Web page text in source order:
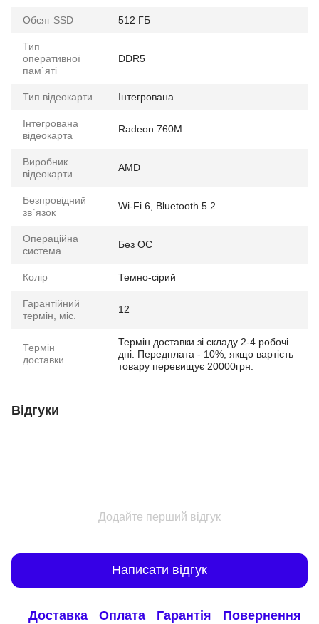
Обсяг SSD 512 ГБ
Тип
оперативної
пам`яті
DDR5
Тип відеокарти Інтегрована
Інтегрована
відеокарта
Radeon 760M
Виробник
відеокарти
AMD
Безпровідний
зв`язок
Wi-Fi 6, Bluetooth 5.2
Операційна
система
Без ОС
Колір Темно-сірий
Гарантійний
термін, міс.
12
Термін
доставки
Термін доставки зі складу 2-4 робочі
дні. Передплата - 10%, якщо вартість
товару перевищує 20000грн.
Відгуки
Додайте перший відгук
Написати відгук
Доставка Оплата Гарантія Повернення